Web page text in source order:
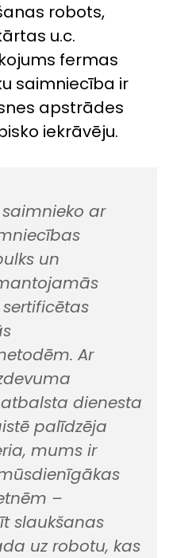
robots,
u.c.
fermas
saimniecība ir
apstrādes
iekrāvēju.
ar
un
Ar
dienesta
palīdzēja
mums ir
–
slaukšanas
uz robotu, kas